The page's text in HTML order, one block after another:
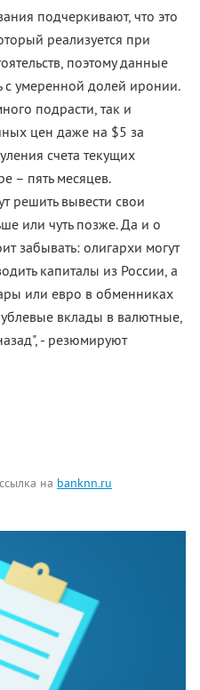
подчеркивают, что это
реализуется при
поэтому данные
с умеренной долей иронии.
подрасти, так и
цен даже на $5 за
счета текущих
– пять месяцев.
решить вывести свои
или чуть позже. Да и о
забывать: олигархи могут
капиталы из России, а
или евро в обменниках
вклады в валютные,
- резюмируют
на banknn.ru